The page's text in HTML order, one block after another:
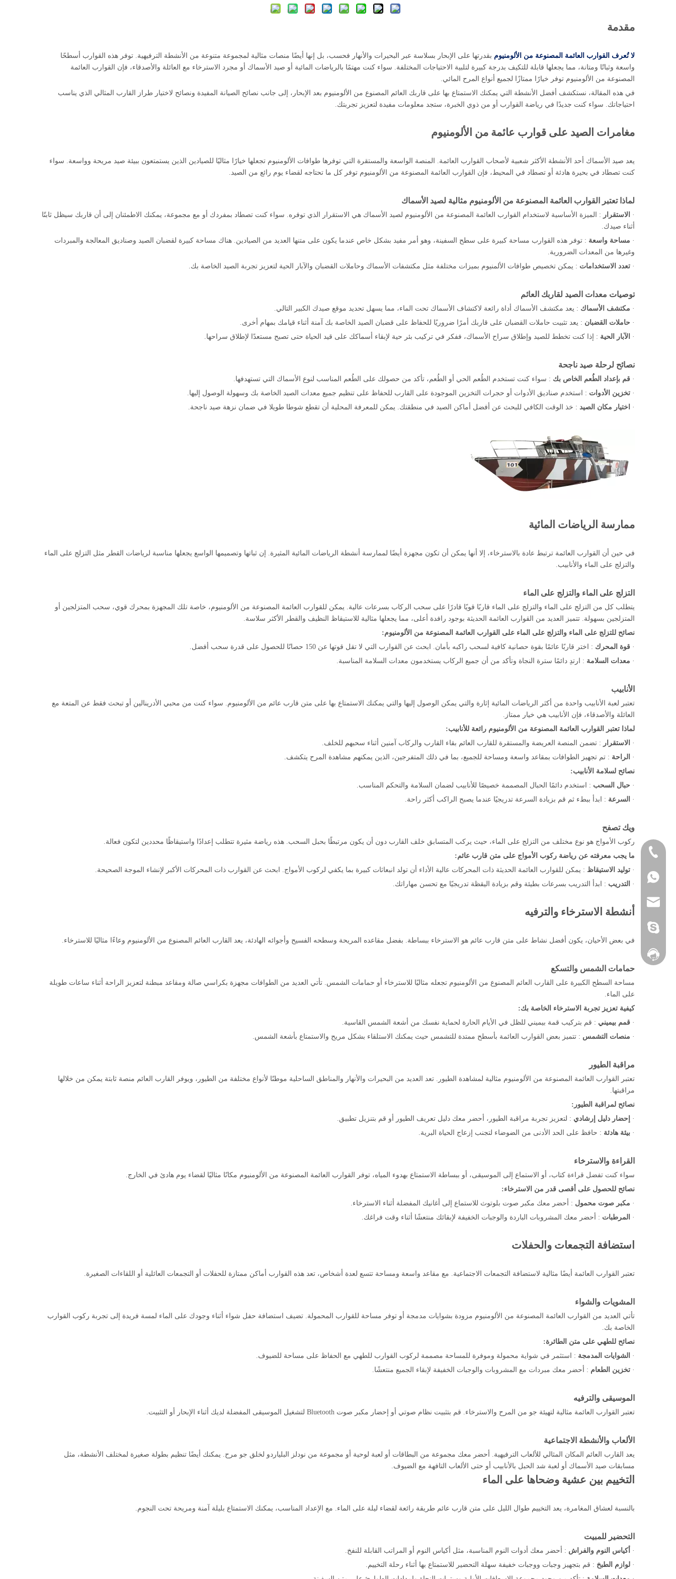
مقدمة
لا تُعرف القوارب العائمة المصنوعة من الألومنيوم بقدرتها على الإبحار بسلاسة عبر البحيرات والأنهار فحسب، بل إنها أيضًا منصات مثالية لمجموعة متنوعة من الأنشطة الترفيهية. توفر هذه القوارب أسطحًا
واسعة وثباتًا ومتانة، مما يجعلها قابلة للتكيف بدرجة كبيرة لتلبية الاحتياجات المختلفة. سواء كنت مهتمًا بالرياضات المائية أو صيد الأسماك أو مجرد الاسترخاء مع العائلة والأصدقاء، فإن القوارب العائمة
المصنوعة من الألومنيوم توفر خيارًا ممتازًا لجميع أنواع المرح المائي.
في هذه المقالة، نستكشف أفضل الأنشطة التي يمكنك الاستمتاع بها على قاربك العائم المصنوع من الألومنيوم بعد الإبحار، إلى جانب نصائح الصيانة المفيدة ونصائح لاختيار طراز القارب المثالي الذي يناسب
احتياجاتك. سواء كنت جديدًا في رياضة القوارب أو من ذوي الخبرة، ستجد معلومات مفيدة لتعزيز تجربتك.
مغامرات الصيد على قوارب عائمة من الألومنيوم
يعد صيد الأسماك أحد الأنشطة الأكثر شعبية لأصحاب القوارب العائمة. المنصة الواسعة والمستقرة التي توفرها طوافات الألومنيوم تجعلها خيارًا مثاليًا للصيادين الذين يستمتعون ببيئة صيد مريحة وواسعة. سواء
كنت تصطاد في بحيرة هادئة أو تصطاد في المحيط، فإن القوارب العائمة المصنوعة من الألومنيوم توفر كل ما تحتاجه لقضاء يوم رائع من الصيد.
لماذا تعتبر القوارب العائمة المصنوعة من الألومنيوم مثالية لصيد الأسماك
· الاستقرار : الميزة الأساسية لاستخدام القوارب العائمة المصنوعة من الألومنيوم لصيد الأسماك هي الاستقرار الذي توفره. سواء كنت تصطاد بمفردك أو مع مجموعة، يمكنك الاطمئنان إلى أن قاربك سيظل ثابتًا
أثناء صيدك.
· مساحة واسعة : توفر هذه القوارب مساحة كبيرة على سطح السفينة، وهو أمر مفيد بشكل خاص عندما يكون على متنها العديد من الصيادين. هناك مساحة كبيرة لقضبان الصيد وصناديق المعالجة والمبردات
وغيرها من المعدات الضرورية.
· تعدد الاستخدامات : يمكن تخصيص طوافات الألمنيوم بميزات مختلفة مثل مكتشفات الأسماك وحاملات القضبان والآبار الحية لتعزيز تجربة الصيد الخاصة بك.
توصيات معدات الصيد لقاربك العائم
· مكتشف الأسماك : يعد مكتشف الأسماك أداة رائعة لاكتشاف الأسماك تحت الماء، مما يسهل تحديد موقع صيدك الكبير التالي.
· حاملات القضبان : يعد تثبيت حاملات القضبان على قاربك أمرًا ضروريًا للحفاظ على قضبان الصيد الخاصة بك آمنة أثناء قيامك بمهام أخرى.
·
الآبار الحية : إذا كنت تخطط للصيد وإطلاق سراح الأسماك، ففكر في تركيب بئر حية لإبقاء أسماكك على قيد الحياة حتى تصبح مستعدًا لإطلاق سراحها.
نصائح لرحلة صيد ناجحة
· قم بإعداد الطُعم الخاص بك : سواء كنت تستخدم الطُعم الحي أو الطُعم، تأكد من حصولك على الطُعم المناسب لنوع الأسماك التي تستهدفها.
· تخزين الأدوات : استخدم صناديق الأدوات أو حجرات التخزين الموجودة على القارب للحفاظ على تنظيم جميع معدات الصيد الخاصة بك وسهولة الوصول إليها.
· اختيار مكان الصيد : خذ الوقت الكافي للبحث عن أفضل أماكن الصيد في منطقتك. يمكن للمعرفة المحلية أن تقطع شوطا طويلا في ضمان نزهة صيد ناجحة.
ممارسة الرياضات المائية
في حين أن القوارب العائمة ترتبط عادة بالاسترخاء، إلا أنها يمكن أن تكون مجهزة أيضًا لممارسة أنشطة الرياضات المائية المثيرة. إن ثباتها وتصميمها الواسع يجعلها مناسبة لرياضات القطر مثل التزلج على الماء
والتزلج على الماء والأنابيب.
التزلج على الماء والتزلج على الماء
يتطلب كل من التزلج على الماء والتزلج على الماء قاربًا قويًا قادرًا على سحب الركاب بسرعات عالية. يمكن للقوارب العائمة المصنوعة من الألومنيوم، خاصة تلك المجهزة بمحرك قوي، سحب المتزلجين أو
المتزلجين بسهولة. تتميز العديد من القوارب العائمة الحديثة بوجود رافدة أعلى، مما يجعلها مثالية للاستيقاظ النظيف والقطر الأكثر سلاسة.
نصائح للتزلج على الماء والتزلج على الماء على القوارب العائمة المصنوعة من الألومنيوم:
· قوة المحرك : اختر قاربًا عائمًا بقوة حصانية كافية لسحب راكبه بأمان. ابحث عن القوارب التي لا تقل قوتها عن 150 حصانًا للحصول على قدرة سحب أفضل.
· معدات السلامة : ارتدِ دائمًا سترة النجاة وتأكد من أن جميع الركاب يستخدمون معدات السلامة المناسبة.
الأنابيب
تعتبر لعبة الأنابيب واحدة من أكثر الرياضات المائية إثارة والتي يمكن الوصول إليها والتي يمكنك الاستمتاع بها على متن قارب عائم من الألومنيوم. سواء كنت من محبي الأدرينالين أو تبحث فقط عن المتعة مع
العائلة والأصدقاء، فإن الأنابيب هي خيار ممتاز.
لماذا تعتبر القوارب العائمة المصنوعة من الألومنيوم رائعة للأنابيب:
·
الاستقرار : تضمن المنصة العريضة والمستقرة للقارب العائم بقاء القارب والركاب آمنين أثناء سحبهم للخلف.
· الراحة : تم تجهيز الطوافات بمقاعد واسعة ومساحة للجميع، بما في ذلك المتفرجين، الذين يمكنهم مشاهدة المرح يتكشف.
نصائح لسلامة الأنابيب:
· حبال السحب : استخدم دائمًا الحبال المصممة خصيصًا للأنابيب لضمان السلامة والتحكم المناسب.
· السرعة : ابدأ ببطء ثم قم بزيادة السرعة تدريجيًا عندما يصبح الراكب أكثر راحة.
ويك تصفح
ركوب الأمواج هو نوع مختلف من التزلج على الماء، حيث يركب المتسابق خلف القارب دون أن يكون مرتبطًا بحبل السحب. هذه رياضة مثيرة تتطلب إعدادًا واستيقاظًا محددين لتكون فعالة.
ما يجب معرفته عن رياضة ركوب الأمواج على متن قارب عائم:
· توليد الاستيقاظ : يمكن للقوارب العائمة الحديثة ذات المحركات عالية الأداء أن تولد انبعاثات كبيرة بما يكفي لركوب الأمواج. ابحث عن القوارب ذات المحركات الأكبر لإنشاء الموجة الصحيحة.
· التدريب : ابدأ التدريب بسرعات بطيئة وقم بزيادة اليقظة تدريجيًا مع تحسن مهاراتك.
أنشطة الاسترخاء والترفيه
في بعض الأحيان، يكون أفضل نشاط على متن قارب عائم هو الاسترخاء ببساطة. بفضل مقاعده المريحة وسطحه الفسيح وأجوائه الهادئة، يعد القارب العائم المصنوع من الألومنيوم وعاءًا مثاليًا للاسترخاء.
حمامات الشمس والتسكع
مساحة السطح الكبيرة على القارب العائم المصنوع من الألومنيوم تجعله مثاليًا للاسترخاء أو حمامات الشمس. تأتي العديد من الطوافات مجهزة بكراسي صالة ومقاعد مبطنة لتعزيز الراحة أثناء ساعات طويلة
على الماء.
كيفية تعزيز تجربة الاسترخاء الخاصة بك:
· قمم بيميني : قم بتركيب قمة بيميني للظل في الأيام الحارة لحماية نفسك من أشعة الشمس القاسية.
· منصات التشمس : تتميز بعض القوارب العائمة بأسطح ممتدة للتشمس حيث يمكنك الاستلقاء بشكل مريح والاستمتاع بأشعة الشمس.
مراقبة الطيور
تعتبر القوارب العائمة المصنوعة من الألومنيوم مثالية لمشاهدة الطيور. تعد العديد من البحيرات والأنهار والمناطق الساحلية موطنًا لأنواع مختلفة من الطيور، ويوفر القارب العائم منصة ثابتة يمكن من خلالها
مراقبتها.
نصائح لمراقبة الطيور:
· إحضار دليل إرشادي : لتعزيز تجربة مراقبة الطيور، أحضر معك دليل تعريف الطيور أو قم بتنزيل تطبيق.
· بيئة هادئة : حافظ على الحد الأدنى من الضوضاء لتجنب إزعاج الحياة البرية.
القراءة والاسترخاء
سواء كنت تفضل قراءة كتاب، أو الاستماع إلى الموسيقى، أو ببساطة الاستمتاع بهدوء المياه، توفر القوارب العائمة المصنوعة من الألومنيوم مكانًا مثاليًا لقضاء يوم هادئ في الخارج.
نصائح للحصول على أقصى قدر من الاسترخاء:
· مكبر صوت محمول : أحضر معك مكبر صوت بلوتوث للاستماع إلى أغانيك المفضلة أثناء الاسترخاء.
· المرطبات : أحضر معك المشروبات الباردة والوجبات الخفيفة لإبقائك منتعشًا أثناء وقت فراغك.
استضافة التجمعات والحفلات
تعتبر القوارب العائمة أيضًا مثالية لاستضافة التجمعات الاجتماعية. مع مقاعد واسعة ومساحة تتسع لعدة أشخاص، تعد هذه القوارب أماكن ممتازة للحفلات أو التجمعات العائلية أو اللقاءات الصغيرة.
المشويات والشواء
تأتي العديد من القوارب العائمة المصنوعة من الألومنيوم مزودة بشوايات مدمجة أو توفر مساحة للقوارب المحمولة. تضيف استضافة حفل شواء أثناء وجودك على الماء لمسة فريدة إلى تجربة ركوب القوارب
الخاصة بك.
نصائح للطهي على متن الطائرة:
· الشوايات المدمجة : استثمر في شواية محمولة وموفرة للمساحة مصممة لركوب القوارب للطهي مع الحفاظ على مساحة للضيوف.
· تخزين الطعام : أحضر معك مبردات مع المشروبات والوجبات الخفيفة لإبقاء الجميع منتعشًا.
الموسيقى والترفيه
تعتبر القوارب العائمة مثالية لتهيئة جو من المرح والاسترخاء. قم بتثبيت نظام صوتي أو إحضار مكبر صوت Bluetooth لتشغيل الموسيقى المفضلة لديك أثناء الإبحار أو التثبيت.
الألعاب والأنشطة الاجتماعية
يعد القارب العائم المكان المثالي للألعاب الترفيهية. أحضر معك مجموعة من البطاقات أو لعبة لوحية أو مجموعة من نودلز البلياردو لخلق جو مرح. يمكنك أيضًا تنظيم بطولة صغيرة لمختلف الأنشطة، مثل
مسابقات صيد الأسماك أو لعبة شد الحبل بالأنابيب أو حتى الألعاب التافهة مع الضيوف.
التخييم بين عشية وضحاها على الماء
بالنسبة لعشاق المغامرة، يعد التخييم طوال الليل على متن قارب عائم طريقة رائعة لقضاء ليلة على الماء. مع الإعداد المناسب، يمكنك الاستمتاع بليلة آمنة ومريحة تحت النجوم.
التحضير للمبيت
· أكياس النوم والفراش : أحضر معك أدوات النوم المناسبة، مثل أكياس النوم أو المراتب القابلة للنفخ.
· لوازم الطبخ : قم بتجهيز وجبات ووجبات خفيفة سهلة التحضير للاستمتاع بها أثناء رحلة التخييم.
+ 86-532-86198551
+86-13280823350
8613280823350
فيسبوك